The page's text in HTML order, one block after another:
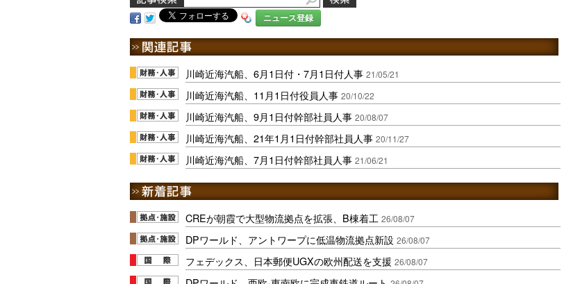
ニュース登録
川崎近海汽船、6月1日付・7月1日付人事 21/05/21
川崎近海汽船、11月1日付役員人事 20/10/22
川崎近海汽船、9月1日付幹部社員人事 20/08/07
川崎近海汽船、21年1月1日付幹部社員人事 20/11/27
川崎近海汽船、7月1日付幹部社員人事 21/06/21
CREが朝霞で大型物流拠点を拡張、B棟着工 26/08/07
DPワールド、アントワープに低温物流拠点新設 26/08/07
フェデックス、日本郵便UGXの欧州配送を支援 26/08/07